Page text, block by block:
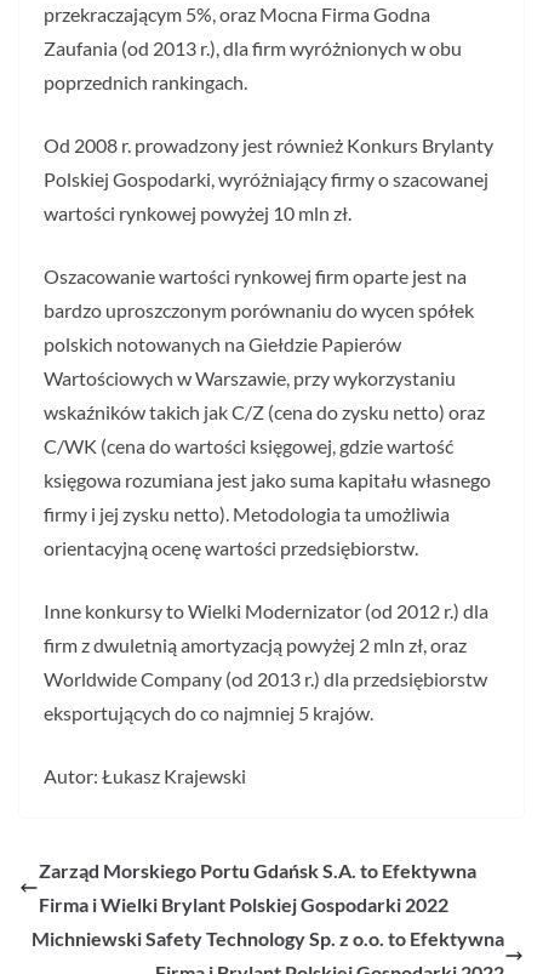
przekraczającym 5%, oraz Mocna Firma Godna
Zaufania (od 2013 r.), dla firm wyróżnionych w obu
poprzednich rankingach.
Od 2008 r. prowadzony jest również Konkurs Brylanty
Polskiej Gospodarki, wyróżniający firmy o szacowanej
wartości rynkowej powyżej 10 mln zł.
Oszacowanie wartości rynkowej firm oparte jest na
bardzo uproszczonym porównaniu do wycen spółek
polskich notowanych na Giełdzie Papierów
Wartościowych w Warszawie, przy wykorzystaniu
wskaźników takich jak C/Z (cena do zysku netto) oraz
C/WK (cena do wartości księgowej, gdzie wartość
księgowa rozumiana jest jako suma kapitału własnego
firmy i jej zysku netto). Metodologia ta umożliwia
orientacyjną ocenę wartości przedsiębiorstw.
Inne konkursy to Wielki Modernizator (od 2012 r.) dla
firm z dwuletnią amortyzacją powyżej 2 mln zł, oraz
Worldwide Company (od 2013 r.) dla przedsiębiorstw
eksportujących do co najmniej 5 krajów.
Autor: Łukasz Krajewski
Zarząd Morskiego Portu Gdańsk S.A. to Efektywna
Firma i Wielki Brylant Polskiej Gospodarki 2022
Michniewski Safety Technology Sp. z o.o. to Efektywna